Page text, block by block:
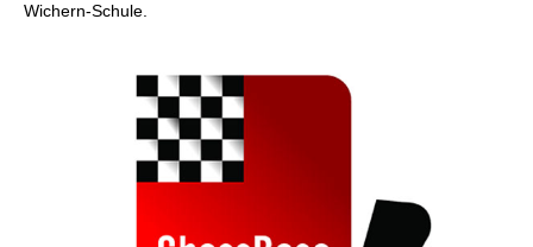
Wichern-Schule.